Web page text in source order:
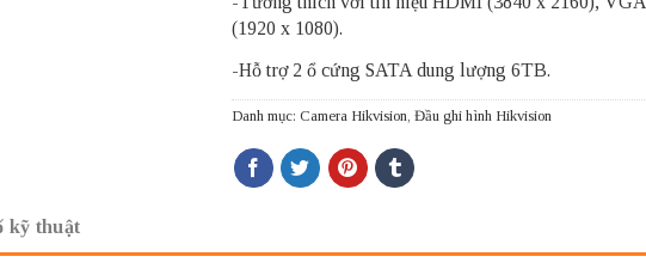
(1920 x 1080).
-Hỗ trợ 2 ổ cứng SATA dung lượng 6TB.
Danh mục: Camera Hikvision, Đầu ghi hình Hikvision
kỹ thuật